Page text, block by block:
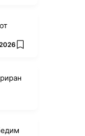
add favorites